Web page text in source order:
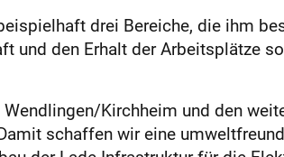
drei Bereiche, die ihm
und den Erhalt der Arbeitsplätze
Kirchheim und den
schaffen wir eine